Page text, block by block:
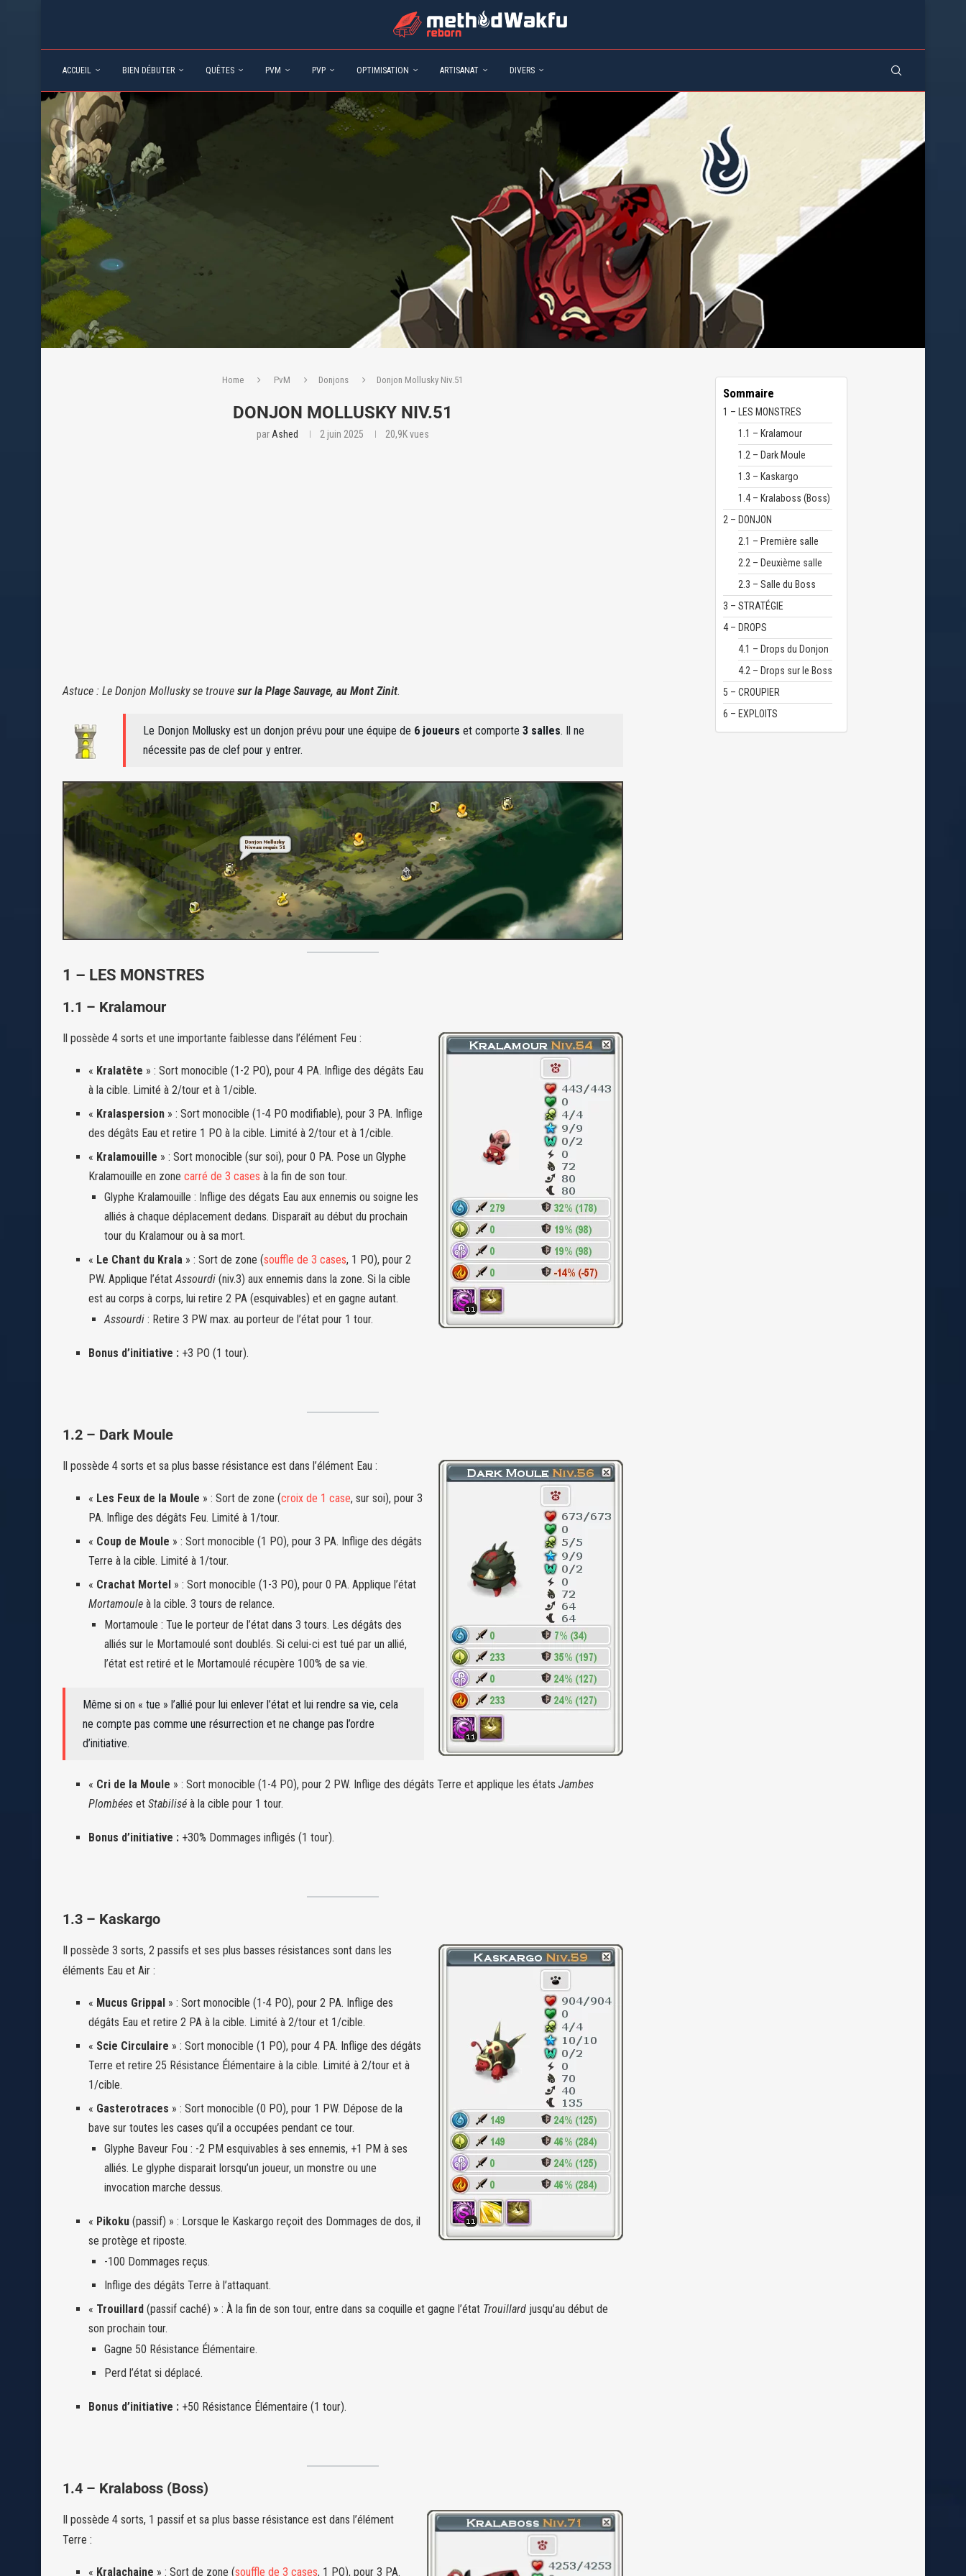
ACCUEIL BIEN DÉBUTER QUÊTES PVM PVP OPTIMISATION ARTISANAT DIVERS
Home PvM Donjons Donjon Mollusky Niv.51
DONJON MOLLUSKY NIV.51
par Ashed 2 juin 2025 20,9Kvues
Astuce : Le Donjon Mollusky se trouve sur la Plage Sauvage, au Mont Zinit.
Le Donjon Mollusky est un donjon prévu pour une équipe de 6 joueurs et comporte 3 salles. Il ne
nécessite pas de clef pour y entrer.
1 – LES MONSTRES
1.1 – Kralamour
Il possède 4 sorts et une importante faiblesse dans l’élément Feu :
« Kralatête » : Sort monocible (1-2 PO), pour 4 PA. Inflige des dégâts Eau
à la cible. Limité à 2/tour et à 1/cible.
« Kralaspersion » : Sort monocible (1-4 PO modifiable), pour 3 PA. Inflige
des dégâts Eau et retire 1 PO à la cible. Limité à 2/tour et à 1/cible.
« Kralamouille » : Sort monocible (sur soi), pour 0 PA. Pose un Glyphe
Kralamouille en zone carré de 3 cases à la fin de son tour.
Glyphe Kralamouille : Inflige des dégats Eau aux ennemis ou soigne les
alliés à chaque déplacement dedans. Disparaît au début du prochain
tour du Kralamour ou à sa mort.
« Le Chant du Krala » : Sort de zone (souffle de 3 cases, 1 PO), pour 2
PW. Applique l’étatAssourdi (niv.3) aux ennemis dans la zone. Si la cible
est au corps à corps, lui retire 2 PA (esquivables) et en gagne autant.
Assourdi : Retire 3 PW max. au porteur de l’état pour 1 tour.
Bonus d’initiative : +3 PO (1 tour).
1.2 – Dark Moule
Il possède 4 sorts et sa plus basse résistance est dans l’élément Eau :
« Les Feux de la Moule » : Sort de zone (croix de 1 case, sur soi), pour 3
PA. Inflige des dégâts Feu. Limité à 1/tour.
« Coup de Moule » : Sort monocible (1 PO), pour 3 PA. Inflige des dégâts
Terre à la cible. Limité à 1/tour.
« Crachat Mortel » : Sort monocible (1-3 PO), pour 0 PA. Applique l’état
Mortamoule à la cible. 3 tours de relance.
Mortamoule : Tue le porteur de l’état dans 3 tours. Les dégâts des
alliés sur le Mortamoulé sont doublés. Si celui-ci est tué par un allié,
l’état est retiré et le Mortamoulé récupère 100% de sa vie.
Même si on « tue » l’allié pour lui enlever l’état et lui rendre sa vie, cela
ne compte pas comme une résurrection et ne change pas l’ordre
d’initiative.
« Cri de la Moule » : Sort monocible (1-4 PO), pour 2 PW. Inflige des dégâts Terre et applique les états Jambes
Plombées et Stabilisé à la cible pour 1 tour.
Bonus d’initiative : +30% Dommages infligés (1 tour).
1.3 – Kaskargo
Il possède 3 sorts, 2 passifs et ses plus basses résistances sont dans les
éléments Eau et Air :
« Mucus Grippal » : Sort monocible (1-4 PO), pour 2 PA. Inflige des
dégâts Eau et retire 2 PA à la cible. Limité à 2/tour et 1/cible.
« Scie Circulaire » : Sort monocible (1 PO), pour 4 PA. Inflige des dégâts
Terre et retire 25 Résistance Élémentaire à la cible. Limité à 2/tour et à
1/cible.
« Gasterotraces » : Sort monocible (0 PO), pour 1 PW. Dépose de la
bave sur toutes les cases qu’il a occupées pendant ce tour.
Glyphe Baveur Fou : -2 PM esquivables à ses ennemis, +1 PM à ses
alliés. Le glyphe disparait lorsqu’un joueur, un monstre ou une
invocation marche dessus.
« Pikoku (passif) » : Lorsque le Kaskargo reçoit des Dommages de dos, il
se protège et riposte.
-100 Dommages reçus.
Inflige des dégâts Terre à l’attaquant.
« Trouillard (passif caché) » : À la fin de son tour, entre dans sa coquille et gagne l’état Trouillard jusqu’au début de
son prochain tour.
Gagne 50 Résistance Élémentaire.
Perd l’état si déplacé.
Bonus d’initiative : +50 Résistance Élémentaire (1 tour).
1.4 – Kralaboss (Boss)
Il possède 4 sorts, 1 passif et sa plus basse résistance est dans l’élément
Terre :
« Kralachaine » : Sort de zone (souffle de 3 cases, 1 PO), pour 3 PA.
Sommaire
1 – LES MONSTRES
1.1 – Kralamour
1.2 – Dark Moule
1.3 – Kaskargo
1.4 – Kralaboss (Boss)
2 – DONJON
2.1 – Première salle
2.2 – Deuxième salle
2.3 – Salle du Boss
3 – STRATÉGIE
4 – DROPS
4.1 – Drops du Donjon
4.2 – Drops sur le Boss
5 – CROUPIER
6 – EXPLOITS